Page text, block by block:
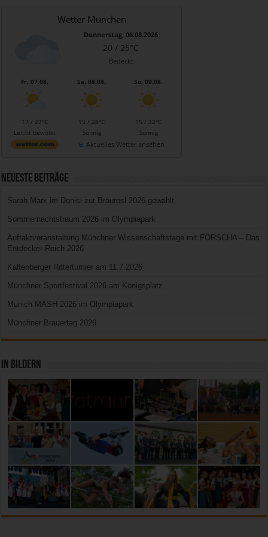
Wetter München
Donnerstag, 06.08.2026
20 / 25°C
Bedeckt
Fr, 07.08.
17 / 27°C
Leicht bewölkt
Sa, 08.08.
15 / 28°C
Sonnig
So, 09.08.
15 / 32°C
Sonnig
Aktuelles Wetter ansehen
Neueste Beiträge
Sarah Marx im Donisl zur Bräurosl 2026 gewählt
Sommernachtstraum 2026 im Olympiapark
Auftaktveranstaltung Münchner Wissenschaftstage mit FORSCHA – Das
Entdecker-Reich 2026
Kaltenberger Ritterturnier am 11.7.2026
Münchner Sportfestival 2026 am Königsplatz
Munich MASH 2026 im Olympiapark
Münchner Brauertag 2026
In Bildern